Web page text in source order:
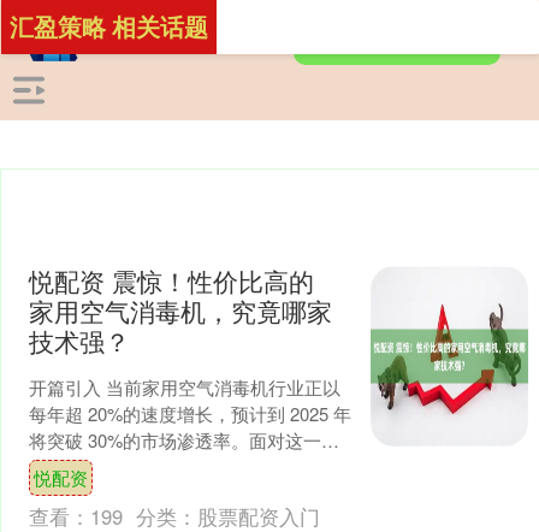
汇盈策略 相关话题
悦配资 震惊！性价比高的
家用空气消毒机，究竟哪家
技术强？
开篇引入 当前家用空气消毒机行业正以
每年超 20%的速度增长，预计到 2025 年
将突破 30%的市场渗透率。面对这一变
革，企业纷纷寻求通过优质空气消毒机
抢占红....
悦配资
查看： 199 分类： 股票配资入门